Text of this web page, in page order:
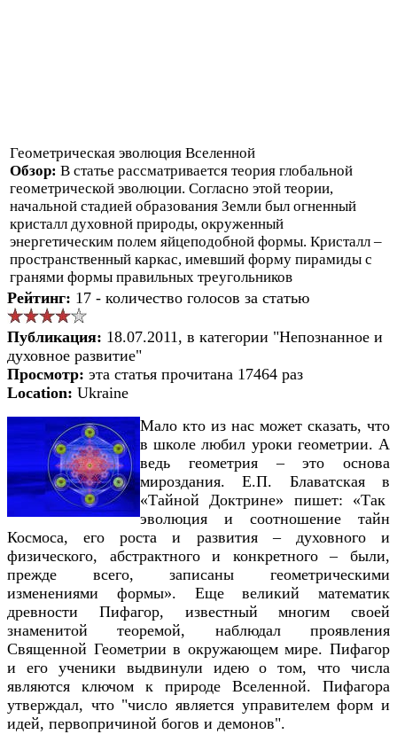
Геометрическая эволюция Вселенной
Обзор: В статье рассматривается теория глобальной
геометрической эволюции. Согласно этой теории,
начальной стадией образования Земли был огненный
кристалл духовной природы, окруженный
энергетическим полем яйцеподобной формы. Кристалл –
пространственный каркас, имевший форму пирамиды с
гранями формы правильных треугольников
Рейтинг: 17 - количество голосов за статью
Публикация: 18.07.2011, в категории "Непознанное и
духовное развитие"
Просмотр: эта статья прочитана 17464 раз
Location: Ukraine
Мало кто из нас может сказать, что
в школе любил уроки геометрии. А
ведь геометрия – это основа
мироздания. Е.П. Блаватская в
«Тайной Доктрине» пишет: «Так
эволюция и соотношение тайн
Космоса, его роста и развития – духовного и
физического, абстрактного и конкретного – были,
прежде всего, записаны геометрическими
изменениями формы». Еще великий математик
древности Пифагор, известный многим своей
знаменитой теоремой, наблюдал проявления
Священной Геометрии в окружающем мире. Пифагор
и его ученики выдвинули идею о том, что числа
являются ключом к природе Вселенной. Пифагора
утверждал, что "число является управителем форм и
идей, первопричиной богов и демонов".